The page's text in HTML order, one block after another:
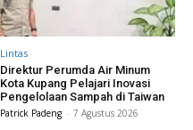
Lintas
Direktur Perumda Air Minum
Kota Kupang Pelajari Inovasi
Pengelolaan Sampah di Taiwan
Patrick Padeng - 7 Agustus 2026